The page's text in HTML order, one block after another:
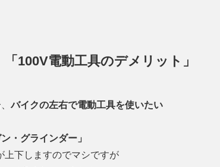
「100V電動工具のデメリット」
バイクの左右で電動工具を使いたい
・グラインダー」
上下しますのでマシですが